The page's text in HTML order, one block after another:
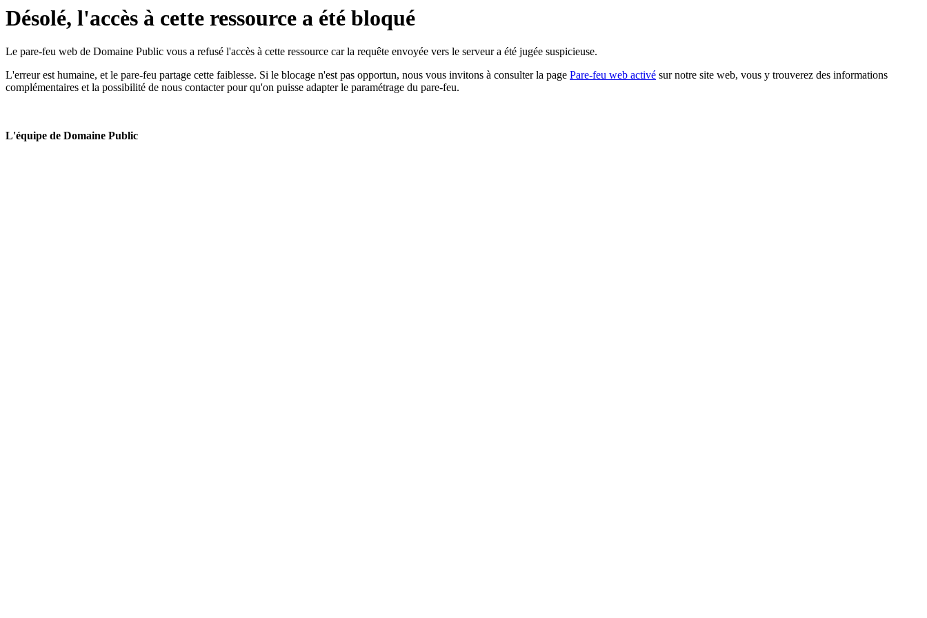
Désolé, l'accès à cette ressource a été bloqué
Le pare-feu web de Domaine Public vous a refusé l'accès à cette ressource car la requête envoyée vers le serveur a été jugée suspicieuse.
L'erreur est humaine, et le pare-feu partage cette faiblesse. Si le blocage n'est pas opportun, nous vous invitons à consulter la page Pare-feu web activé sur notre site web, vous y trouverez des informations
complémentaires et la possibilité de nous contacter pour qu'on puisse adapter le paramétrage du pare-feu.
L'équipe de Domaine Public